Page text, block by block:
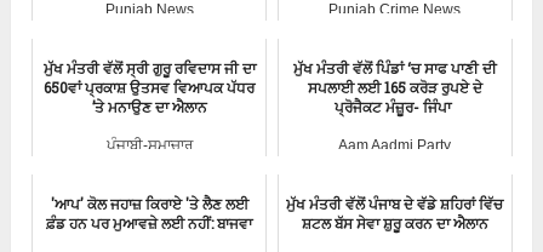
Punjab News Punjab Crime News
ਮੁੱਖ ਮੰਤਰੀ ਵੱਲੋਂ ਸ੍ਰੀ ਗੁਰੂ ਰਵਿਦਾਸ ਜੀ ਦਾ
650ਵਾਂ ਪ੍ਰਕਾਸ਼ ਉਤਸਵ ਵਿਆਪਕ ਪੱਧਰ
’ਤੇ ਮਨਾਉਣ ਦਾ ਐਲਾਨ
ਪੰਜਾਬੀ-ਸਮਾਚਾਰ
ਮੁੱਖ ਮੰਤਰੀ ਵੱਲੋਂ ਪਿੰਡਾਂ ‘ਚ ਸਾਫ ਪਾਣੀ ਦੀ
ਸਪਲਾਈ ਲਈ 165 ਕਰੋੜ ਰੁਪਏ ਦੇ
ਪ੍ਰੋਜੈਕਟ ਮੰਜ਼ੂਰ- ਜਿੰਪਾ
Aam Aadmi Party
'ਆਪ' ਕੋਲ ਜਹਾਜ਼ ਕਿਰਾਏ 'ਤੇ ਲੈਣ ਲਈ
ਫ਼ੰਡ ਹਨ ਪਰ ਮੁਆਵਜ਼ੇ ਲਈ ਨਹੀਂ: ਬਾਜਵਾ
ਮੁੱਖ ਮੰਤਰੀ ਵੱਲੋਂ ਪੰਜਾਬ ਦੇ ਵੱਡੇ ਸ਼ਹਿਰਾਂ ਵਿੱਚ
ਸ਼ਟਲ ਬੱਸ ਸੇਵਾ ਸ਼ੁਰੂ ਕਰਨ ਦਾ ਐਲਾਨ